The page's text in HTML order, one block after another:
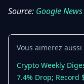
Régulations
Plateformes
& Sécurité
Portefeuilles
Avancé
Source: Google
Vous aimerez aussi
Crypto Weekly
7.4% Drop; Record